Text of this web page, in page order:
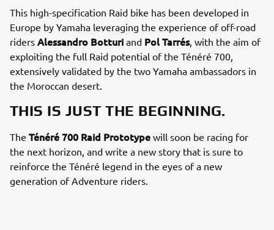
This high-specification Raid bike has been developed in
Europe by Yamaha leveraging the experience of off-road
riders Alessandro Botturi and Pol Tarrés, with the aim of
exploiting the full Raid potential of the Ténéré 700,
extensively validated by the two Yamaha ambassadors in
the Moroccan desert.
THIS IS JUST THE BEGINNING.
The Ténéré 700 Raid Prototype will soon be racing for
the next horizon, and write a new story that is sure to
reinforce the Ténéré legend in the eyes of a new
generation of Adventure riders.